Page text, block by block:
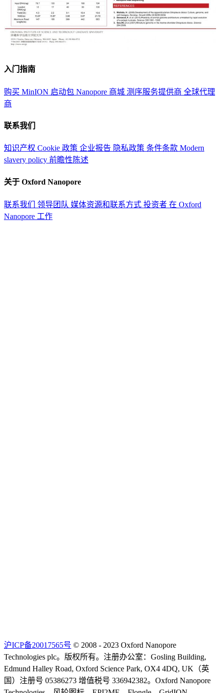
入门指南
购买 MinION 启动包 Nanopore 商城 测序服务提供商 全球代理
商
联系我们
知识产权 Cookie 政策 企业报告 隐私政策 条件条款 Modern
slavery policy 前瞻性陈述
关于 Oxford Nanopore
联系我们 领导团队 媒体资源和联系方式 投资者 在 Oxford
Nanopore 工作
沪ICP备20017565号 © 2008 - 2023 Oxford Nanopore
Technologies plc。版权所有。注册办公室：Gosling Building,
Edmund Halley Road, Oxford Science Park, OX4 4DQ, UK（英
国）注册号 05386273 增值税号 336942382。Oxford Nanopore